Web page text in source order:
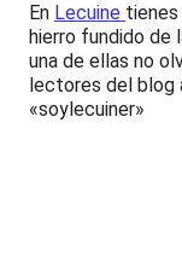
En Lecuine tienes
hierro fundido de
una de ellas no
lectores del blog
«soylecuiner»